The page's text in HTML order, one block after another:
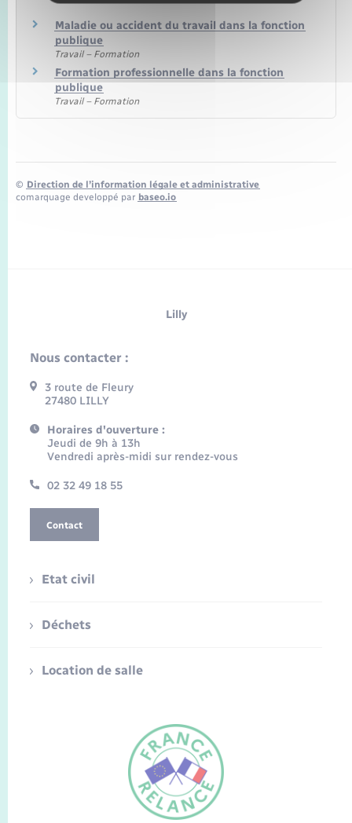
Maladie ou accident du travail dans la fonction
publique
Travail – Formation
Formation professionnelle dans la fonction
publique
Travail – Formation
© Direction de l’information légale et administrative
comarquage developpé par baseo.io
Lilly
Nous contacter :
3 route de Fleury
27480 LILLY
Horaires d'ouverture :
Jeudi de 9h à 13h
Vendredi après-midi sur rendez-vous
02 32 49 18 55
Contact
Etat civil
Déchets
Location de salle